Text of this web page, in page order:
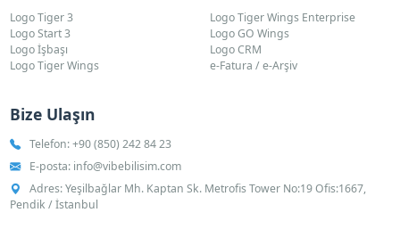
Logo Tiger 3
Logo Start 3
Logo İşbaşı
Logo Tiger Wings
Logo Tiger Wings Enterprise
Logo GO Wings
Logo CRM
e-Fatura / e-Arşiv
Bize Ulaşın
Telefon:+90 (850) 242 84 23
E-posta: info@vibebilisim.com
Adres: Yeşilbağlar Mh. Kaptan Sk. Metrofis Tower No:19 Ofis:1667,
Pendik / İstanbul